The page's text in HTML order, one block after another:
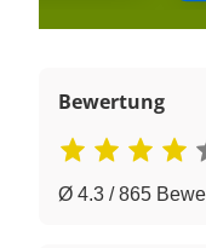
Bewertung
Ø 4.3 / 865